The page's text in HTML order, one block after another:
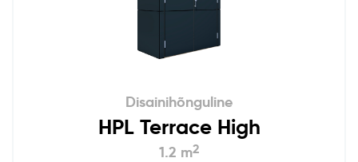
Disainihõnguline
HPL Terrace High
1.2 m2